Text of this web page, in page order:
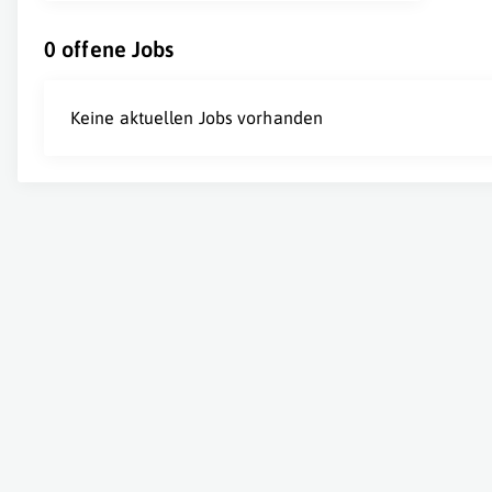
0 offene Jobs
Keine aktuellen Jobs vorhanden